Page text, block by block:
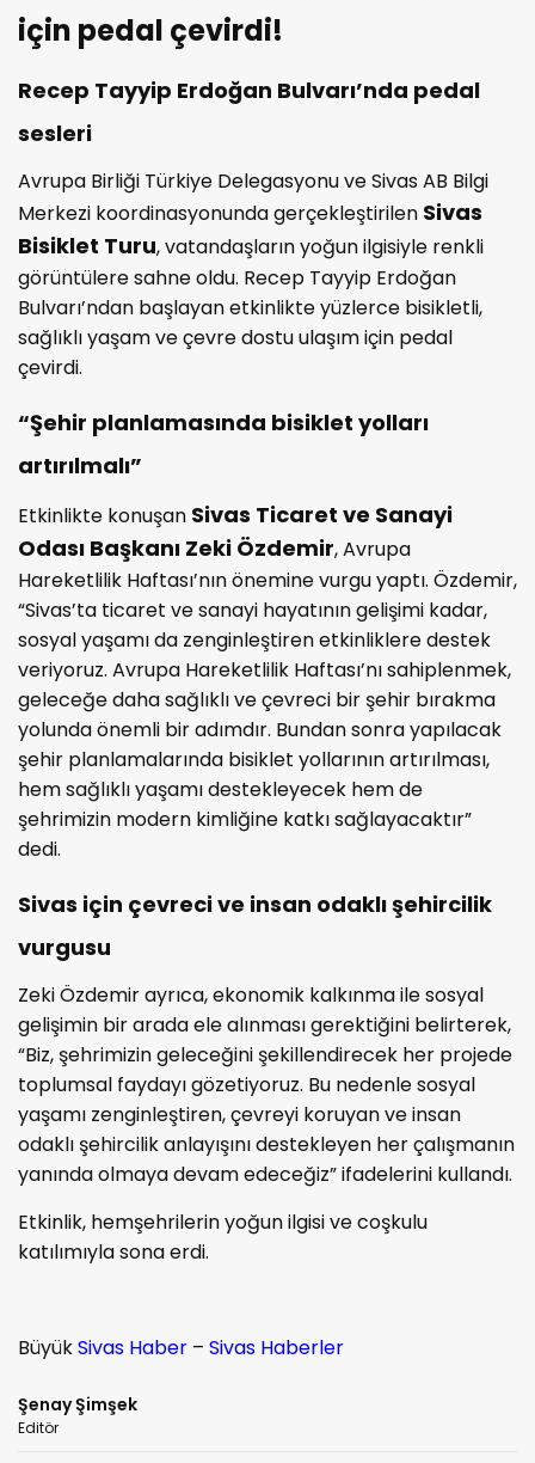
için pedal çevirdi!
Recep Tayyip Erdoğan Bulvarı’nda pedal
sesleri
Avrupa Birliği Türkiye Delegasyonu ve Sivas AB Bilgi
Merkezi koordinasyonunda gerçekleştirilen Sivas
Bisiklet Turu, vatandaşların yoğun ilgisiyle renkli
görüntülere sahne oldu. Recep Tayyip Erdoğan
Bulvarı’ndan başlayan etkinlikte yüzlerce bisikletli,
sağlıklı yaşam ve çevre dostu ulaşım için pedal
çevirdi.
“Şehir planlamasında bisiklet yolları
artırılmalı”
Etkinlikte konuşan Sivas Ticaret ve Sanayi
Odası Başkanı Zeki Özdemir, Avrupa
Hareketlilik Haftası’nın önemine vurgu yaptı. Özdemir,
“Sivas’ta ticaret ve sanayi hayatının gelişimi kadar,
sosyal yaşamı da zenginleştiren etkinliklere destek
veriyoruz. Avrupa Hareketlilik Haftası’nı sahiplenmek,
geleceğe daha sağlıklı ve çevreci bir şehir bırakma
yolunda önemli bir adımdır. Bundan sonra yapılacak
şehir planlamalarında bisiklet yollarının artırılması,
hem sağlıklı yaşamı destekleyecek hem de
şehrimizin modern kimliğine katkı sağlayacaktır”
dedi.
Sivas için çevreci ve insan odaklı şehircilik
vurgusu
Zeki Özdemir ayrıca, ekonomik kalkınma ile sosyal
gelişimin bir arada ele alınması gerektiğini belirterek,
“Biz, şehrimizin geleceğini şekillendirecek her projede
toplumsal faydayı gözetiyoruz. Bu nedenle sosyal
yaşamı zenginleştiren, çevreyi koruyan ve insan
odaklı şehircilik anlayışını destekleyen her çalışmanın
yanında olmaya devam edeceğiz” ifadelerini kullandı.
Etkinlik, hemşehrilerin yoğun ilgisi ve coşkulu
katılımıyla sona erdi.
BüyükSivas Haber – Sivas Haberler
Şenay Şimşek
Editör